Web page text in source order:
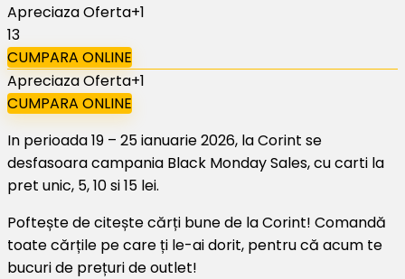
Apreciaza Oferta+1
13
CUMPARA ONLINE
Apreciaza Oferta+1
CUMPARA ONLINE
In perioada 19 – 25 ianuarie 2026, la Corint se
desfasoara campania Black Monday Sales, cu carti la
pret unic, 5, 10 si 15 lei.
Poftește de citește cărți bune de la Corint! Comandă
toate cărțile pe care ți le-ai dorit, pentru că acum te
bucuri de prețuri de outlet!